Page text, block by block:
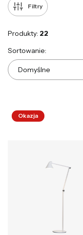
Filtry
Produkty: 22
Lista produktów
Sortowanie:
Domyślne
Okazja